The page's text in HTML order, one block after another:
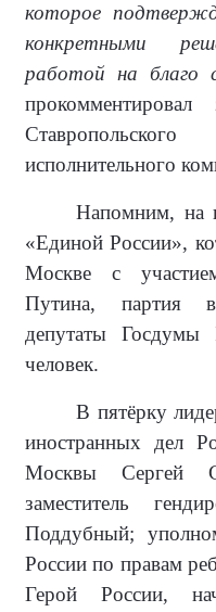
которое
конкретными
работой на благо
прокомментировал
исполнительного
Напомним, на
«Единой России»,
Москве с
Путина, партия
депутаты
человек.
В пятёрку
иностранных дел
Москвы Сергей
заместитель
Поддубный;
России по правам
Герой России,